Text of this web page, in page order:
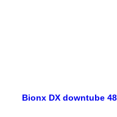
Bionx DX downtube